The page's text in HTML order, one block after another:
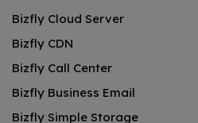
Bizfly Cloud Server
Bizfly CDN
Bizfly Call Center
Bizfly Business Email
Bizfly Simple Storage